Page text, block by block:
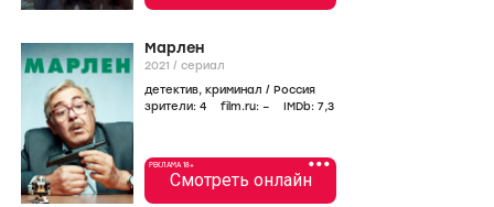
Марлен
2021 / сериал
детектив, криминал / Россия
зрители: 4 film.ru: – IMDb: 7,3
•••
РЕКЛАМА 18+
Смотреть онлайн